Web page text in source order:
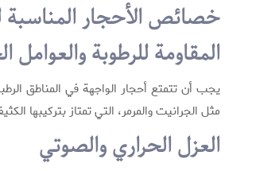
خصائص الأحجار المناسبة
المقاومة للرطوبة والعوامل
يجب أن تتمتع أحجار الواجهة في المناطق
مثل الجرانيت والمرمر، التي تمتاز بتركيبها
العزل الحراري والصوتي